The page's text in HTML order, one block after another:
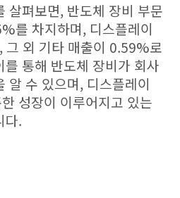
살펴보면, 반도체 장비 부문
를 차지하며, 디스플레이
외 기타 매출이 0.59%로
통해 반도체 장비가 회사
알 수 있으며, 디스플레이
성장이 이루어지고 있는
다.